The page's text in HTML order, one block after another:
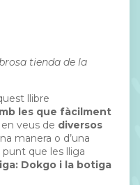
tienda de la
llibre
les que fàcilment
en veus de diversos
manera o d’una
punt que les lliga
Dokgo i la botiga